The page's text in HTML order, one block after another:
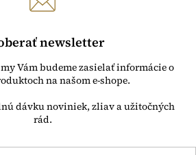
newsletter
Vám budeme zasielať informácie o
na našom e-shope.